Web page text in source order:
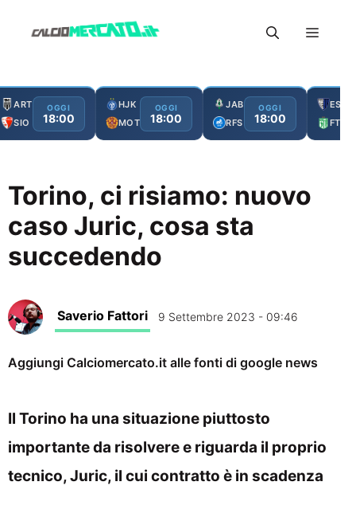
Menu
ART
SIO
OGGI
18:00
HJK
MOT
OGGI
18:00
JAB
RFS
OGGI
18:00
ESC
FTA
Torino, ci risiamo: nuovo
caso Juric, cosa sta
succedendo
Saverio Fattori 9 Settembre 2023 - 09:46
Aggiungi Calciomercato.it alle fonti di google news
Il Torino ha una situazione piuttosto
importante da risolvere e riguarda il proprio
tecnico, Juric, il cui contratto è in scadenza